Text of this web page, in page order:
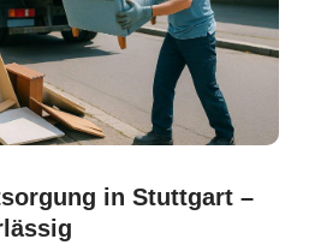
in Stuttgart –